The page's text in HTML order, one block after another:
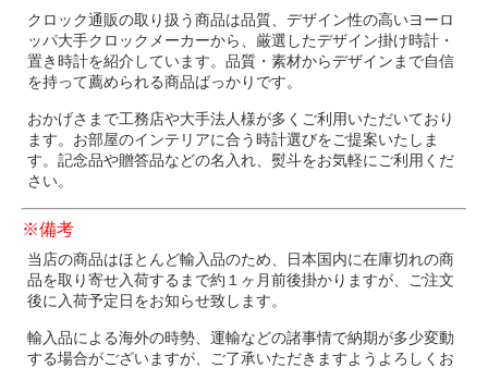
クロック通販の取り扱う商品は品質、デザイン性の高いヨーロ
ッパ大手クロックメーカーから、厳選したデザイン掛け時計・
置き時計を紹介しています。品質・素材からデザインまで自信
を持って薦められる商品ばっかりです。
おかげさまで工務店や大手法人様が多くご利用いただいており
ます。お部屋のインテリアに合う時計選びをご提案いたしま
す。記念品や贈答品などの名入れ、熨斗をお気軽にご利用くだ
さい。
※備考
当店の商品はほとんど輸入品のため、日本国内に在庫切れの商
品を取り寄せ入荷するまで約１ヶ月前後掛かりますが、ご注文
後に入荷予定日をお知らせ致します。
輸入品による海外の時勢、運輸などの諸事情で納期が多少変動
する場合がございますが、ご了承いただきますようよろしくお